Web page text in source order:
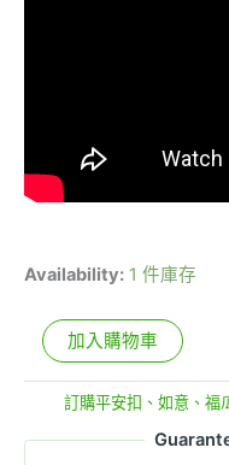
Availability: 1 件庫存
加入購物車
訂購平安扣、如意、福